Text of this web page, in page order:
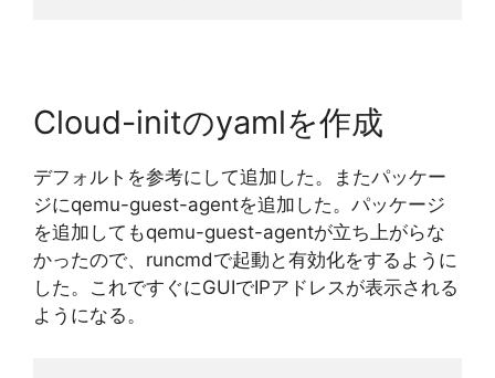
Cloud-initのyamlを作成
デフォルトを参考にして追加した。またパッケー
ジにqemu-guest-agentを追加した。パッケージ
を追加してもqemu-guest-agentが立ち上がらな
かったので、runcmdで起動と有効化をするように
した。これですぐにGUIでIPアドレスが表示される
ようになる。